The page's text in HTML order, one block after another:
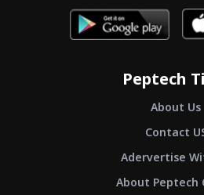
Peptech
About Us
Contact
Adervertise
About Peptech